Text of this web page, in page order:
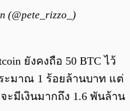
(@pete_rizzo_)
ยังคงถือ 50 BTC ไว้
ะมาณ 1 ร้อยล้านบาท แต่
ะมีเงินมากถึง 1.6 พันล้าน